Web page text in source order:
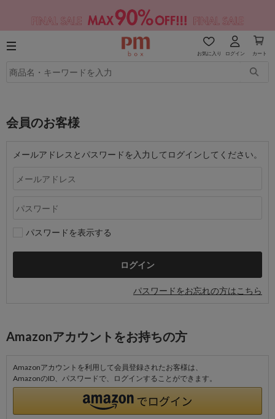
お気に入り ログイン カート
会員のお客様
メールアドレスとパスワードを入力してログインしてください。
パスワードを表示する
パスワードをお忘れの方はこちら
Amazonアカウントをお持ちの方
Amazonアカウントを利用して会員登録されたお客様は、
AmazonのID、パスワードで、ログインすることができます。